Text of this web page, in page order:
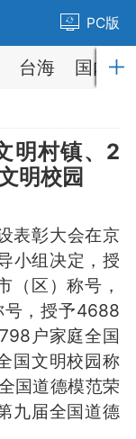
PC版
台海 国内
明村镇、2
明校园
彰大会在京
小组决定，授
（区）称号，
，授予4688
户家庭全国
国文明校园称
国道德模范荣
九届全国道德